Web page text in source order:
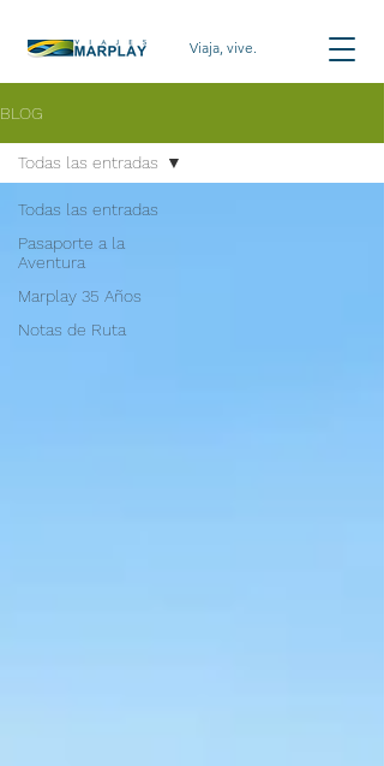
Viaja, vive.
BLOG
Todas las entradas
Pasaporte a la
Aventura
Marplay 35 Años
Notas de Ruta
Todas las entradas